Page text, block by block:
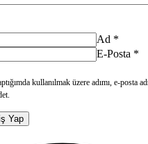
Ad *
E-Posta *
kullanılmak üzere adımı, e-posta
Yap